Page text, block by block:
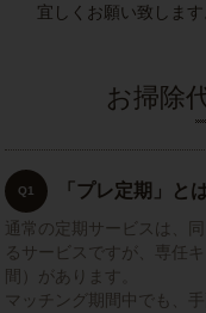
宜しくお願い致します
お掃除
Q1 「プレ定期」と
通常の定期サービスは、
るサービスですが、専任
間）があります。
マッチング期間中でも、